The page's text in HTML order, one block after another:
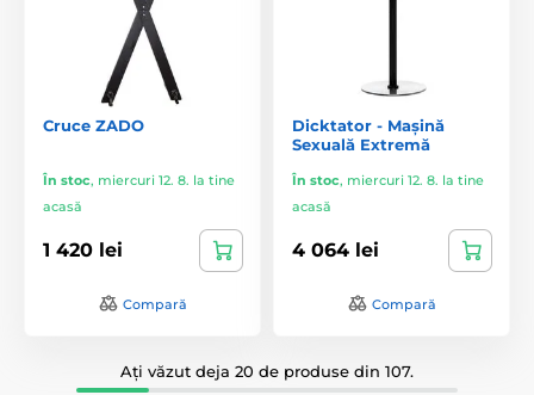
Cruce ZADO
În stoc, miercuri 12. 8. la tine
acasă
1 420 lei
Compară
Dicktator - Mașină
Sexuală Extremă
În stoc, miercuri 12. 8. la tine
acasă
4 064 lei
Compară
Ați văzut deja 20 de produse din 107.